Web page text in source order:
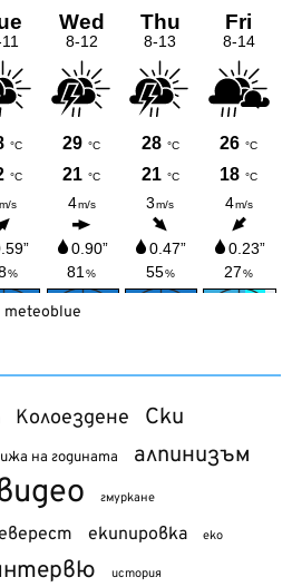
meteoblue
Колоездене Ски
на годината алпинизъм
гмуркане
екипировка еко
история